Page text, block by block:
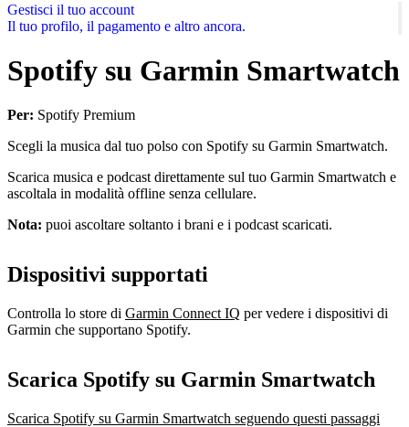
Gestisci il tuo account
Il tuo profilo, il pagamento e altro ancora.
Spotify su Garmin Smartwatch
Per: Spotify Premium
Scegli la musica dal tuo polso con Spotify su Garmin Smartwatch.
Scarica musica e podcast direttamente sul tuo Garmin Smartwatch e
ascoltala in modalità offline senza cellulare.
Nota: puoi ascoltare soltanto i brani e i podcast scaricati.
Dispositivi supportati
Controlla lo store di Garmin Connect IQ per vedere i dispositivi di
Garmin che supportano Spotify.
Scarica Spotify su Garmin Smartwatch
Scarica Spotify su Garmin Smartwatch seguendo questi passaggi